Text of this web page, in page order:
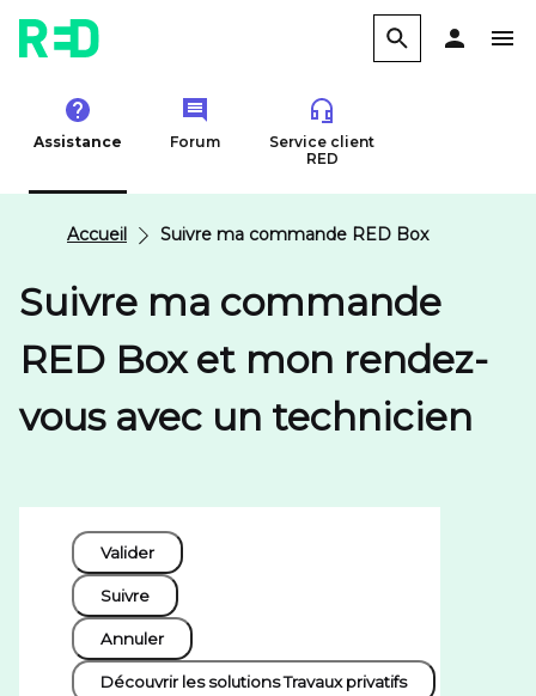
Assistance Forum
Service client
RED
Accueil Suivre ma commande RED Box
Suivre ma commande
RED Box et mon rendez-
vous avec un technicien
Valider
Suivre
Annuler
Découvrir les solutions Travaux privatifs